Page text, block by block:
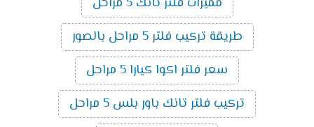
طريقة تركيب فلتر 5 مراحل بالصور
سعر فلتر اكوا كيارا 5 مراحل
تركيب فلتر تانك باور بلس 5 مراحل